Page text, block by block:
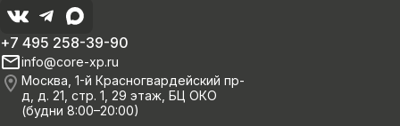
+7 495 258-39-90
info@core-xp.ru
Москва, 1-й Красногвардейский пр-
д, д. 21, стр. 1, 29 этаж, БЦ ОКО
(будни 8:00–20:00)